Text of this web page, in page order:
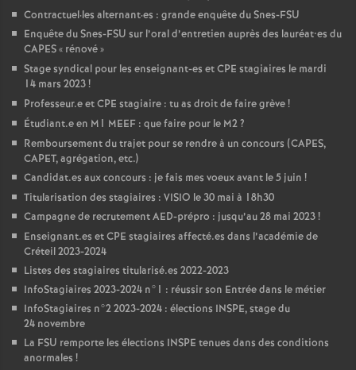
Contractuel·les alternant·es : grande enquête du Snes-FSU
Enquête du Snes-FSU sur l’oral d’entretien auprès des lauréat•es du
CAPES« rénové»
Stage syndical pour les enseignant-es etCPE stagiaires le mardi
14 mars 2023!
Professeur.e etCPE stagiaire : tu as droit de faire grève!
Étudiant.e en M1 MEEF : que faire pour le M2?
Remboursement du trajet pour se rendre à un concours (CAPES,
CAPET, agrégation, etc.)
Candidat.es aux concours : je fais mes voeux avant le 5 juin !
Titularisation des stagiaires : VISIO le 30 mai à 18h30
Campagne de recrutementAED-prépro : jusqu’au 28 mai 2023!
Enseignant.es etCPE stagiaires affecté.es dans l’académie de
Créteil 2023-2024
Listes des stagiaires titularisé.es 2022-2023
InfoStagiaires 2023-2024 n°1 : réussir son Entrée dans le métier
InfoStagiaires n°2 2023-2024 : élections INSPE, stage du
24 novembre
La FSU remporte les élections INSPE tenues dans des conditions
anormales !